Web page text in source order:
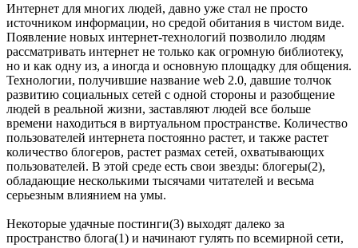
Интернет для многих людей, давно уже стал не просто
источником информации, но средой обитания в чистом виде.
Появление новых интернет-технологий позволило людям
рассматривать интернет не только как огромную библиотеку,
но и как одну из, а иногда и основную площадку для общения.
Технологии, получившие название web 2.0, давшие толчок
развитию социальных сетей с одной стороны и разобщение
людей в реальной жизни, заставляют людей все больше
времени находиться в виртуальном пространстве. Количество
пользователей интернета постоянно растет, и также растет
количество блогеров, растет размах сетей, охватывающих
пользователей. В этой среде есть свои звезды: блогеры(2),
обладающие несколькими тысячами читателей и весьма
серьезным влиянием на умы.
Некоторые удачные постинги(3) выходят далеко за
пространство блога(1) и начинают гулять по всемирной сети,